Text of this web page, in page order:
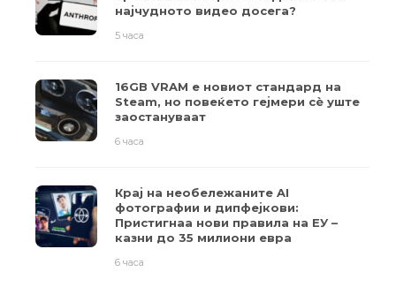
најчудното видео досега?
5 часа
16GB VRAM е новиот стандард на
Steam, но повеќето гејмери ​​сè уште
заостануваат
6 часа
Крај на необележаните AI
фотографии и дипфејкови:
Пристигнаа нови правила на ЕУ –
казни до 35 милиони евра
6 часа